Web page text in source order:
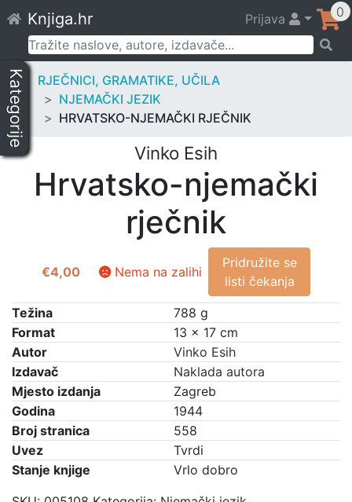
to
content
Knjiga.hr Prijava 0
Pretraži:
Kategorije
RJEČNICI, GRAMATIKE, UČILA
NJEMAČKI JEZIK
HRVATSKO-NJEMAČKI RJEČNIK
Vinko Esih
Hrvatsko-njemački
rječnik
€4,00 Nema na zalihi
Pridružite se
listi čekanja
Težina
788 g
Format
13 × 17 cm
Autor
Vinko Esih
Izdavač
Naklada autora
Mjesto izdanja
Zagreb
Godina
1944
Broj stranica
558
Uvez
Tvrdi
Stanje knjige
Vrlo dobro